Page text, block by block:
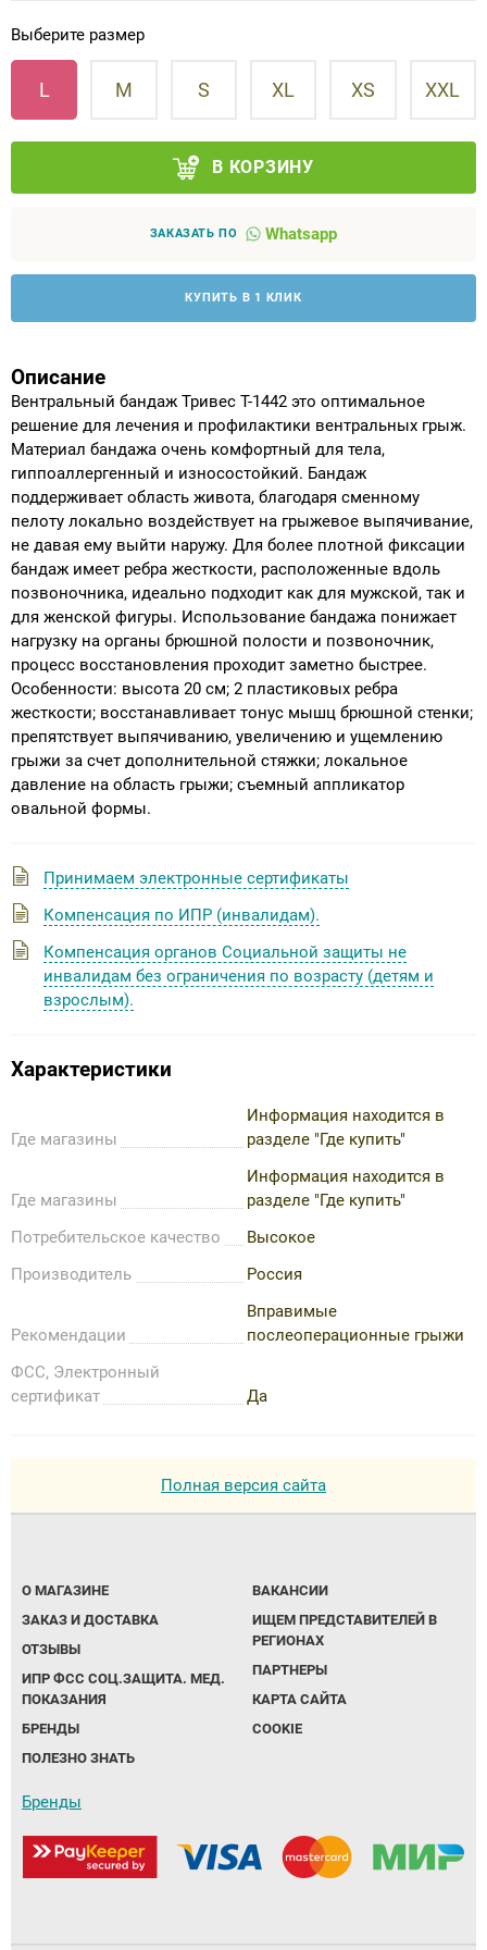
Выберите размер
L M S XL XS XXL
В КОРЗИНУ
ЗАКАЗАТЬ ПО Whatsapp
КУПИТЬ В 1 КЛИК
Описание
Вентральный бандаж Тривес Т-1442 это оптимальное
решение для лечения и профилактики вентральных грыж.
Материал бандажа очень комфортный для тела,
гиппоаллергенный и износостойкий. Бандаж
поддерживает область живота, благодаря сменному
пелоту локально воздействует на грыжевое выпячивание,
не давая ему выйти наружу. Для более плотной фиксации
бандаж имеет ребра жесткости, расположенные вдоль
позвоночника, идеально подходит как для мужской, так и
для женской фигуры. Использование бандажа понижает
нагрузку на органы брюшной полости и позвоночник,
процесс восстановления проходит заметно быстрее.
Особенности: высота 20 см; 2 пластиковых ребра
жесткости; восстанавливает тонус мышц брюшной стенки;
препятствует выпячиванию, увеличению и ущемлению
грыжи за счет дополнительной стяжки; локальное
давление на область грыжи; съемный аппликатор
овальной формы.
Принимаем электронные сертификаты
Компенсация по ИПР (инвалидам).
Компенсация органов Социальной защиты не
инвалидам без ограничения по возрасту (детям и
взрослым).
Характеристики
Где магазины
Информация находится в
разделе "Где купить"
Где магазины
Информация находится в
разделе "Где купить"
Потребительское качество
Высокое
Производитель
Россия
Рекомендации
Вправимые
послеоперационные грыжи
ФСС, Электронный
сертификат
Да
Полная версия сайта
О МАГАЗИНЕ
ЗАКАЗ И ДОСТАВКА
ОТЗЫВЫ
ИПР ФСС СОЦ.ЗАЩИТА. МЕД.
ПОКАЗАНИЯ
БРЕНДЫ
ПОЛЕЗНО ЗНАТЬ
ВАКАНСИИ
ИЩЕМ ПРЕДСТАВИТЕЛЕЙ В
РЕГИОНАХ
ПАРТНЕРЫ
КАРТА САЙТА
COOKIE
Бренды
Аппараты на суставы
Санитарные приспособления для
инвалидов
Противопролежневые матрасы, подушки
ОПОРЫ, ВЕРТИКАЛИЗАТОРЫ, Оборудование
Индивидуальное изготовление